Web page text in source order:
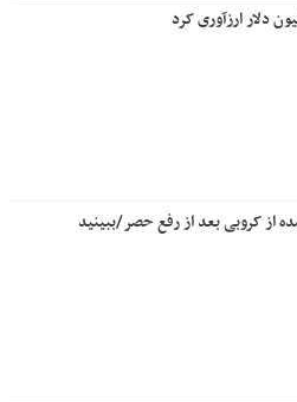
از کروبی بعد از رفع حصر/ببینید